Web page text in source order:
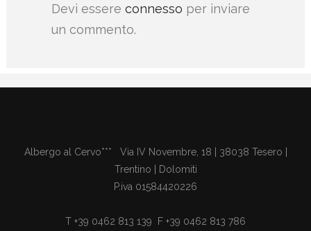
Devi essere connesso per inviare
un commento.
Albergo al Cervo*** Via IV Novembre, 18 | 38038 Tesero |
Trentino | Dolomiti
P.iva 01584420226
T +39 0462 813 139 F +39 0462 813 786